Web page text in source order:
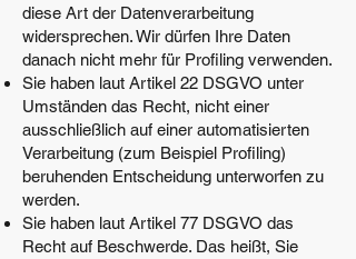
diese Art der Datenverarbeitung
widersprechen. Wir dürfen Ihre Daten
danach nicht mehr für Profiling verwenden.
Sie haben laut Artikel 22 DSGVO unter
Umständen das Recht, nicht einer
ausschließlich auf einer automatisierten
Verarbeitung (zum Beispiel Profiling)
beruhenden Entscheidung unterworfen zu
werden.
Sie haben laut Artikel 77 DSGVO das
Recht auf Beschwerde. Das heißt, Sie